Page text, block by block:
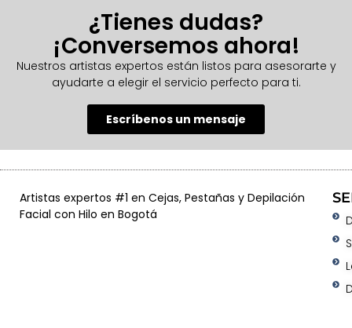
¿Tienes dudas?
¡Conversemos ahora!
Nuestros artistas expertos están listos para asesorarte y
ayudarte a elegir el servicio perfecto para ti.
Escríbenos un mensaje
Artistas expertos #1 en Cejas, Pestañas y Depilación
Facial con Hilo en Bogotá